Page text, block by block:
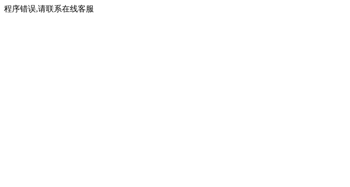
程序错误,请联系在线客服